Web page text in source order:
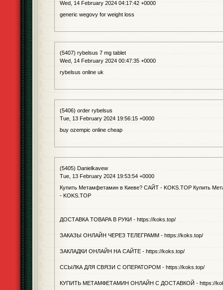
Wed, 14 February 2024 04:17:42 +0000
generic wegovy for weight loss
(5407) rybelsus 7 mg tablet
Wed, 14 February 2024 00:47:35 +0000
rybelsus online uk
(5406) order rybelsus
Tue, 13 February 2024 19:56:15 +0000
buy ozempic online cheap
(5405) Danielkavew
Tue, 13 February 2024 19:53:54 +0000
Купить Метамфетамин в Киеве? САЙТ - KOKS.TOP Купить
- KOKS.TOP
ДОСТАВКА ТОВАРА В РУКИ - https://koks.top/
ЗАКАЗЫ ОНЛАЙН ЧЕРЕЗ ТЕЛЕГРАММ - https://koks.top/
ЗАКЛАДКИ ОНЛАЙН НА САЙТЕ - https://koks.top/
ССЫЛКА ДЛЯ СВЯЗИ С ОПЕРАТОРОМ - https://koks.top/
КУПИТЬ МЕТАМФЕТАМИН ОНЛАЙН С ДОСТАВКОЙ - https://